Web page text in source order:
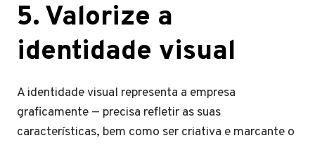
5. Valorize a
identidade visual
A identidade visual representa a empresa
graficamente — precisa refletir as suas
características, bem como ser criativa e marcante o